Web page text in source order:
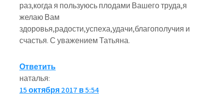
раз,когда я пользуюсь плодами Вашего труда,я
желаю Вам
здоровья,радости,успеха,удачи,благополучия и
счастья. С уважением Татьяна.
Ответить
наталья:
15 октября 2017 в 5:54